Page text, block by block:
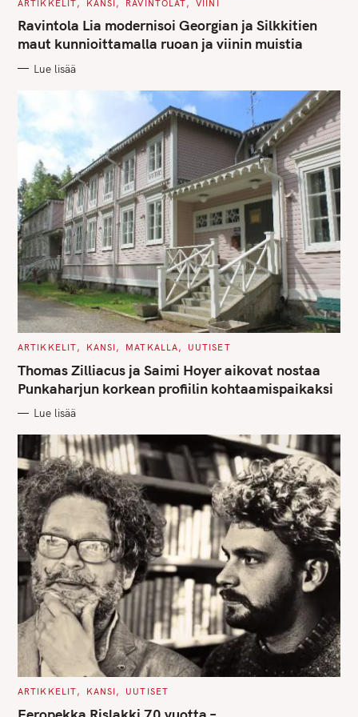
T
E
G
O
I
ARTIKKELIT KANSI RAVINTOLAT VIINI
Ravintola Lia modernisoi Georgian ja Silkkitien
maut kunnioittamalla ruoan ja viinin muistia
Lue lisää
C
T
E
G
O
I
S
ARTIKKELIT KANSI MATKALLA UUTISET
Thomas Zilliacus ja Saimi Hoyer aikovat nostaa
Punkaharjun korkean profiilin kohtaamispaikaksi
Lue lisää
C
T
ARTIKKELIT KANSI UUTISET